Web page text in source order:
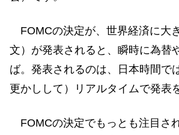
FOMCの決定が、世界経済に大
文）が発表されると、瞬時に為替
ば。発表されるのは、日本時間で
更かしして）リアルタイムで発表
FOMCの決定でもっとも注目さ